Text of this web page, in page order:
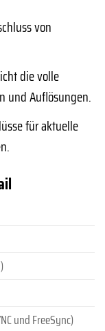
von
die volle
und Auflösungen.
für aktuelle
und FreeSync)